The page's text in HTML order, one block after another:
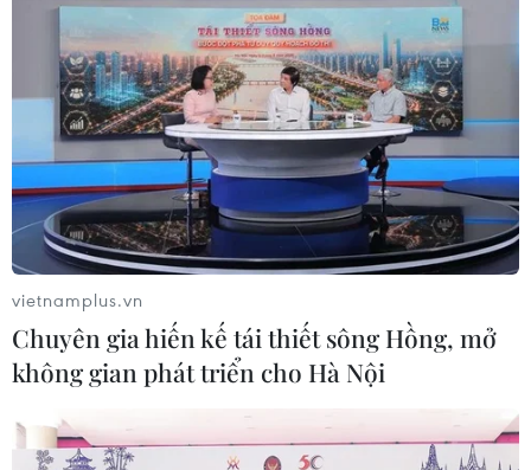
#Quốc phòng an ninh
TP. Hải Phòng
Theo dõi VietnamPlus
TIN LIÊN QUAN
vietnamplus.vn
Chuyên gia hiến kế tái thiết sông Hồng, mở
không gian phát triển cho Hà Nội